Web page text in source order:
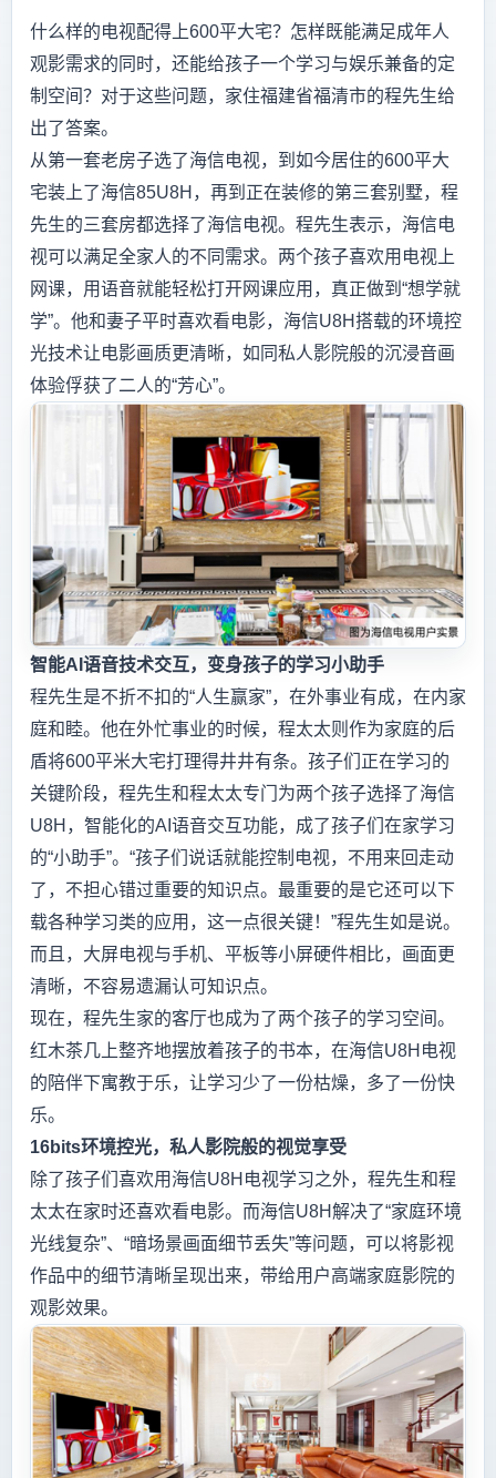
什么样的电视配得上600平大宅？怎样既能满足成年人
观影需求的同时，还能给孩子一个学习与娱乐兼备的定
制空间？对于这些问题，家住福建省福清市的程先生给
出了答案。
从第一套老房子选了海信电视，到如今居住的600平大
宅装上了海信85U8H，再到正在装修的第三套别墅，程
先生的三套房都选择了海信电视。程先生表示，海信电
视可以满足全家人的不同需求。两个孩子喜欢用电视上
网课，用语音就能轻松打开网课应用，真正做到“想学就
学”。他和妻子平时喜欢看电影，海信U8H搭载的环境控
光技术让电影画质更清晰，如同私人影院般的沉浸音画
体验俘获了二人的“芳心”。
智能AI语音技术交互，变身孩子的学习小助手
程先生是不折不扣的“人生赢家”，在外事业有成，在内家
庭和睦。他在外忙事业的时候，程太太则作为家庭的后
盾将600平米大宅打理得井井有条。孩子们正在学习的
关键阶段，程先生和程太太专门为两个孩子选择了海信
U8H，智能化的AI语音交互功能，成了孩子们在家学习
的“小助手”。“孩子们说话就能控制电视，不用来回走动
了，不担心错过重要的知识点。最重要的是它还可以下
载各种学习类的应用，这一点很关键！”程先生如是说。
而且，大屏电视与手机、平板等小屏硬件相比，画面更
清晰，不容易遗漏认可知识点。
现在，程先生家的客厅也成为了两个孩子的学习空间。
红木茶几上整齐地摆放着孩子的书本，在海信U8H电视
的陪伴下寓教于乐，让学习少了一份枯燥，多了一份快
乐。
16bits环境控光，私人影院般的视觉享受
除了孩子们喜欢用海信U8H电视学习之外，程先生和程
太太在家时还喜欢看电影。而海信U8H解决了“家庭环境
光线复杂”、“暗场景画面细节丢失”等问题，可以将影视
作品中的细节清晰呈现出来，带给用户高端家庭影院的
观影效果。